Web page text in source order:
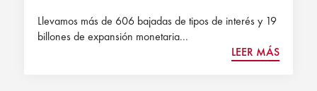
Llevamos más de 606 bajadas de tipos de interés y 19
billones de expansión monetaria...
LEER MÁS